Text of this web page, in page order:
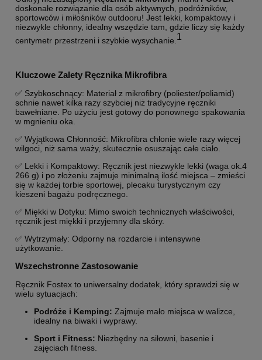
doskonałe rozwiązanie dla osób aktywnych, podróżników,
sportowców i miłośników outdooru! Jest lekki, kompaktowy i
niezwykle chłonny, idealny wszędzie tam, gdzie liczy się każdy
centymetr przestrzeni i szybkie wysychanie. 1
Kluczowe Zalety Ręcznika Mikrofibra
✅ Szybkoschnący: Materiał z mikrofibry (poliester/poliamid)
schnie nawet kilka razy szybciej niż tradycyjne ręczniki
bawełniane. Po użyciu jest gotowy do ponownego spakowania
w mgnieniu oka.
✅ Wyjątkowa Chłonność: Mikrofibra chłonie wiele razy więcej
wilgoci, niż sama waży, skutecznie osuszając całe ciało.
✅ Lekki i Kompaktowy: Ręcznik jest niezwykle lekki (waga ok.4
266 g) i po złożeniu zajmuje minimalną ilość miejsca – zmieści
się w każdej torbie sportowej, plecaku turystycznym czy
kieszeni bagażu podręcznego.
✅ Miękki w Dotyku: Mimo swoich technicznych właściwości,
ręcznik jest miękki i przyjemny dla skóry.
✅ Wytrzymały: Odporny na rozdarcie i intensywne
użytkowanie.
Wszechstronne Zastosowanie
Ręcznik Fostex to uniwersalny dodatek, który sprawdzi się w
wielu sytuacjach:
Podróże i Kemping: Zajmuje mało miejsca w walizce,
idealny na biwaki i wyprawy.
Sport i Fitness: Niezbędny na siłowni, basenie i
zajęciach fitness.